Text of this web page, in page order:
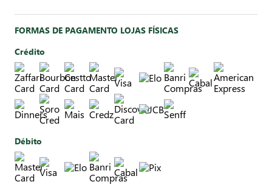
FORMAS DE PAGAMENTO LOJAS FÍSICAS
Crédito
Débito